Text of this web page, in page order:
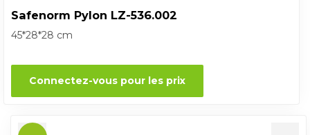
Safenorm Pylon LZ-536.002
45*28*28 cm
Connectez-vous pour les prix